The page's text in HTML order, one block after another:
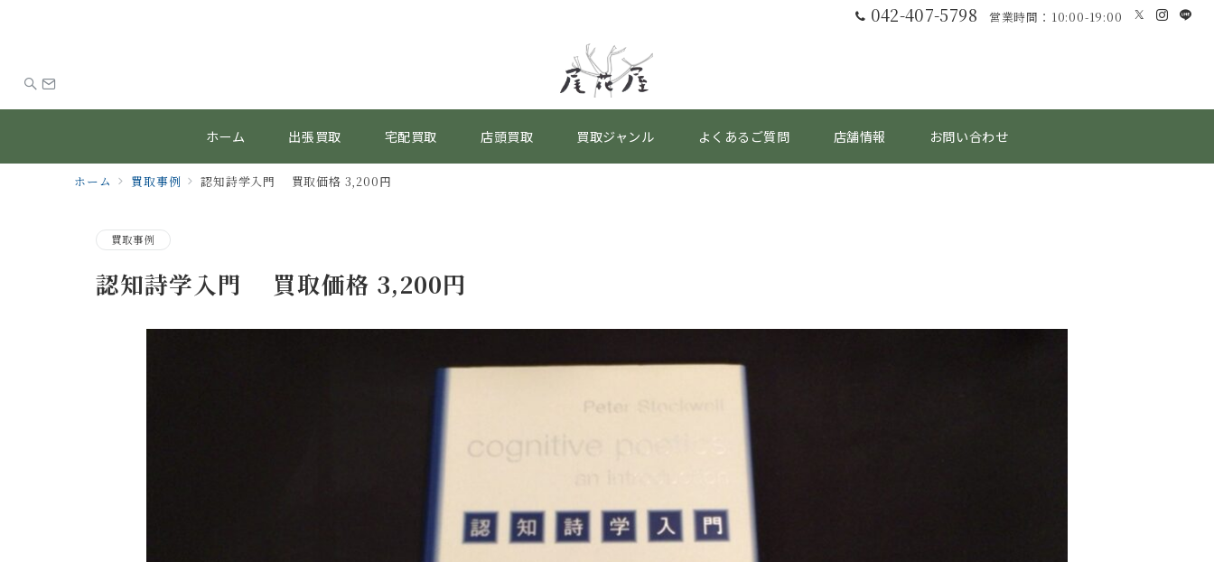
042-407-5798 営業時間：10:00-19:00
ホーム 出張買取 宅配買取 店頭買取 買取ジャンル よくあるご質問 店舗情報 お問い合わせ
ホーム 買取事例 認知詩学入門 買取価格 3,200円
買取事例
認知詩学入門 買取価格 3,200円